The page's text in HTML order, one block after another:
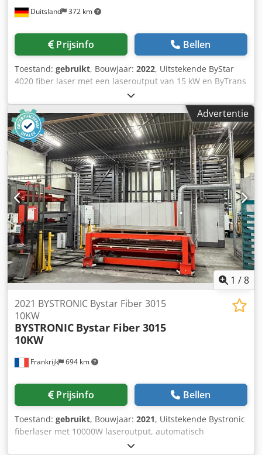
Duitsland 372 km
Prijsinfo Bellen
Toestand: gebruikt, Bouwjaar: 2022, Uitstekende ByStar
4020 fiber laser met een laseroutput van 15 kW en ByTrans
Extended-automatisering. Inclusief nozzle-wisselaar,
Mixgas en buitenversie van stofafzuiging. Cedpfx Agjy
Erfvsroha Bezichtiging mogelijk op afspraak.
Werkafmetingen: 4000 x 2000 mm Laseruitvoer: 15000W
Automatisering: ByTrans Extended Bedrijfstijd aan: 5734h
Snijuren: 1570h
Advertentie
1 /8
Frankrijk 694 km
2021 BYSTRONIC Bystar Fiber 3015
10KW
BYSTRONIC Bystar Fiber 3015
10KW
Prijsinfo Bellen
Toestand: gebruikt, Bouwjaar: 2021, Uitstekende Bystronic
fiberlaser met 10000W laseroutput, automatisch
laadstation en 2 opslagtorens. Kan op afspraak in werking